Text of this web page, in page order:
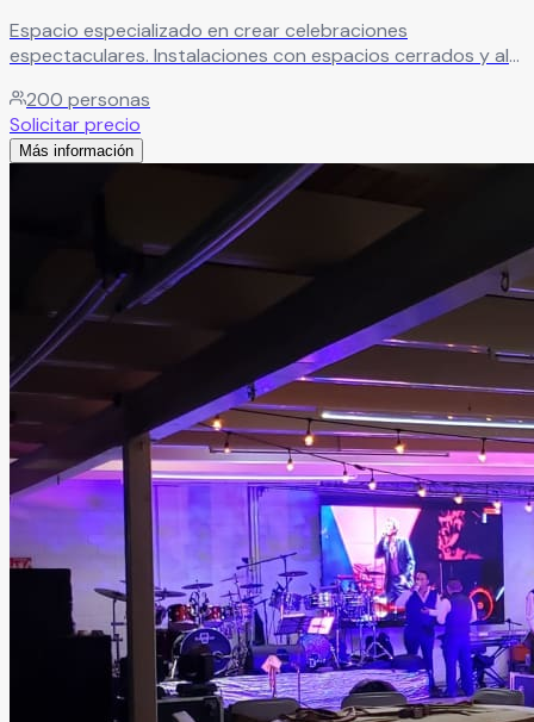
Espacio especializado en crear celebraciones
espectaculares. Instalaciones con espacios cerrados y al
personalizados de calidad.
200 personas
Solicitar precio
Más información